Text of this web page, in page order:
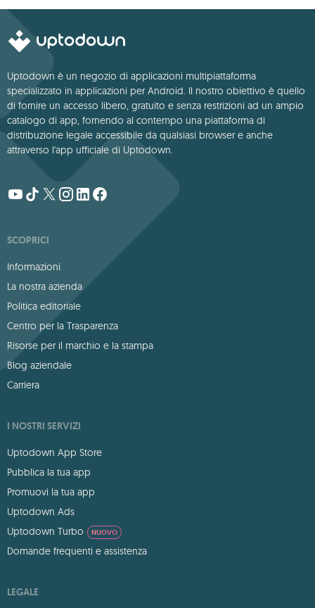
Uptodown è un negozio di applicazioni multipiattaforma
specializzato in applicazioni per Android. Il nostro obiettivo è quello
di fornire un accesso libero, gratuito e senza restrizioni ad un ampio
catalogo di app, fornendo al contempo una piattaforma di
distribuzione legale accessibile da qualsiasi browser e anche
attraverso l'app ufficiale di Uptodown.
SCOPRICI
Informazioni
La nostra azienda
Politica editoriale
Centro per la Trasparenza
Risorse per il marchio e la stampa
Blog aziendale
Carriera
I NOSTRI SERVIZI
Uptodown App Store
Pubblica la tua app
Promuovi la tua app
Uptodown Ads
Uptodown Turbo
NUOVO
Domande frequenti e assistenza
LEGALE